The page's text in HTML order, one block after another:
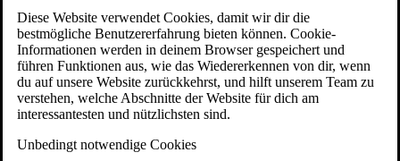
Diese Website verwendet Cookies, damit wir dir die
bestmögliche Benutzererfahrung bieten können. Cookie-
Informationen werden in deinem Browser gespeichert und
führen Funktionen aus, wie das Wiedererkennen von dir, wenn
du auf unsere Website zurückkehrst, und hilft unserem Team zu
verstehen, welche Abschnitte der Website für dich am
interessantesten und nützlichsten sind.
Unbedingt notwendige Cookies